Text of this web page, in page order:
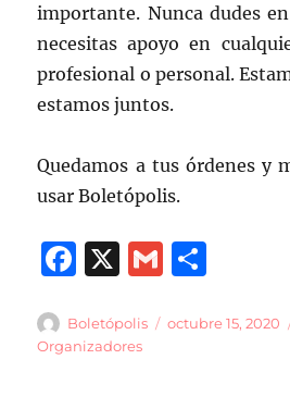
importante. Nunca dudes
necesitas apoyo en
profesional o personal.
estamos juntos.
Quedamos a tus órdenes y
usar Boletópolis.
F
c
e
X
G
ai m
Autor
Boletópolis
Publicado
octubre 15, 2020
Organizadores